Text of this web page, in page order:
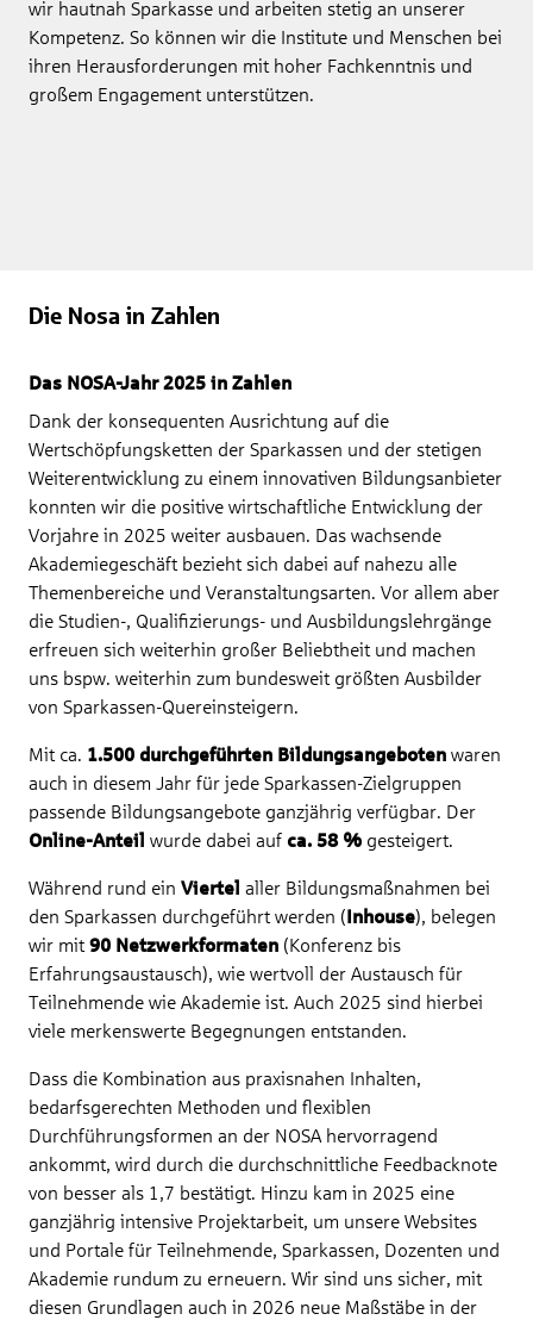
wir hautnah Sparkasse und arbeiten stetig an unserer
Kompetenz. So können wir die Institute und Menschen bei
ihren Herausforderungen mit hoher Fachkenntnis und
großem Engagement unterstützen.
Die Nosa in Zahlen
Das NOSA-Jahr 2025 in Zahlen
Dank der konsequenten Ausrichtung auf die
Wertschöpfungsketten der Sparkassen und der stetigen
Weiterentwicklung zu einem innovativen Bildungsanbieter
konnten wir die positive wirtschaftliche Entwicklung der
Vorjahre in 2025 weiter ausbauen. Das wachsende
Akademiegeschäft bezieht sich dabei auf nahezu alle
Themenbereiche und Veranstaltungsarten. Vor allem aber
die Studien-, Qualifizierungs- und Ausbildungslehrgänge
erfreuen sich weiterhin großer Beliebtheit und machen
uns bspw. weiterhin zum bundesweit größten Ausbilder
von Sparkassen-Quereinsteigern.
Mit ca. 1.500 durchgeführten Bildungsangeboten waren
auch in diesem Jahr für jede Sparkassen-Zielgruppen
passende Bildungsangebote ganzjährig verfügbar. Der
Online-Anteil wurde dabei auf ca. 58 % gesteigert.
Während rund ein Viertel aller Bildungsmaßnahmen bei
den Sparkassen durchgeführt werden (Inhouse), belegen
wir mit 90 Netzwerkformaten (Konferenz bis
Erfahrungsaustausch), wie wertvoll der Austausch für
Teilnehmende wie Akademie ist. Auch 2025 sind hierbei
viele merkenswerte Begegnungen entstanden.
Dass die Kombination aus praxisnahen Inhalten,
bedarfsgerechten Methoden und flexiblen
Durchführungsformen an der NOSA hervorragend
ankommt, wird durch die durchschnittliche Feedbacknote
von besser als 1,7 bestätigt. Hinzu kam in 2025 eine
ganzjährig intensive Projektarbeit, um unsere Websites
und Portale für Teilnehmende, Sparkassen, Dozenten und
Akademie rundum zu erneuern. Wir sind uns sicher, mit
diesen Grundlagen auch in 2026 neue Maßstäbe in der